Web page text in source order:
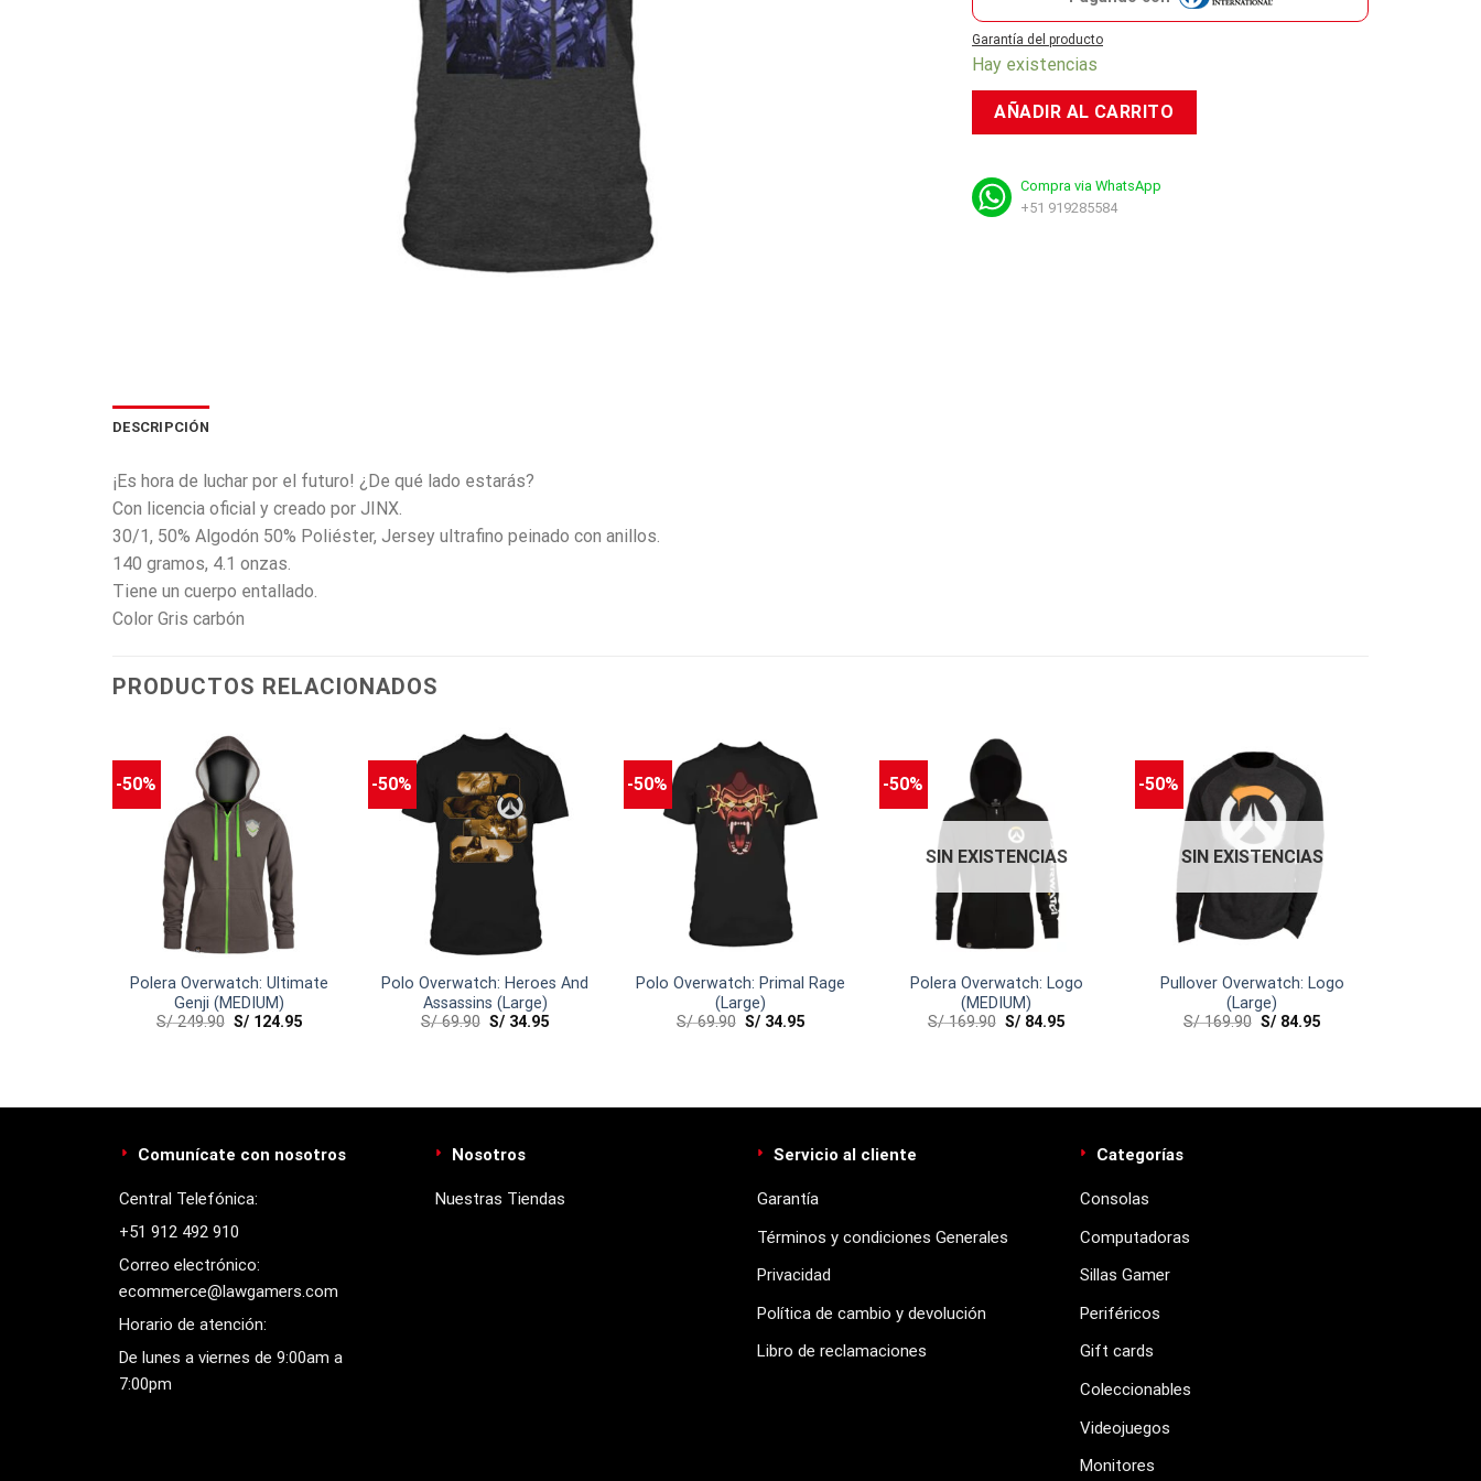
Garantía del producto
Hay existencias
AÑADIR AL CARRITO
Compra via WhatsApp
+51 919285584
DESCRIPCIÓN
¡Es hora de luchar por el futuro! ¿De qué lado estarás?
Con licencia oficial y creado por JINX.
30/1, 50% Algodón 50% Poliéster, Jersey ultrafino peinado con anillos.
140 gramos, 4.1 onzas.
Tiene un cuerpo entallado.
Color Gris carbón
PRODUCTOS RELACIONADOS
-50%
Polera Overwatch: Ultimate
Genji (MEDIUM)
S/249.90 S/ 124.95
-50%
Polo Overwatch: Heroes And
Assassins (Large)
S/69.90 S/ 34.95
-50%
Polo Overwatch: Primal Rage
(Large)
S/69.90 S/ 34.95
-50%
SIN EXISTENCIAS
Polera Overwatch: Logo
(MEDIUM)
S/169.90 S/ 84.95
-50%
SIN EXISTENCIAS
Pullover Overwatch: Logo
(Large)
S/169.90 S/ 84.95
Comunícate con nosotros
Central Telefónica:
+51 912 492 910
Correo electrónico:
ecommerce@lawgamers.com
Horario de atención:
De lunes a viernes de 9:00am a
7:00pm
Nosotros
Nuestras Tiendas
Servicio al cliente
Garantía
Términos y condiciones Generales
Privacidad
Política de cambio y devolución
Libro de reclamaciones
Categorías
Consolas
Computadoras
Sillas Gamer
Periféricos
Gift cards
Coleccionables
Videojuegos
Monitores